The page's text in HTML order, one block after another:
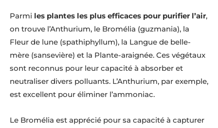
Parmi les plantes les plus efficaces pour purifier l’air,
on trouve l’Anthurium, le Bromélia (guzmania), la
Fleur de lune (spathiphyllum), la Langue de belle-
mère (sansevière) et la Plante-araignée. Ces végétaux
sont reconnus pour leur capacité à absorber et
neutraliser divers polluants. L’Anthurium, par exemple,
est excellent pour éliminer l’ammoniac.
Le Bromélia est apprécié pour sa capacité à capturer